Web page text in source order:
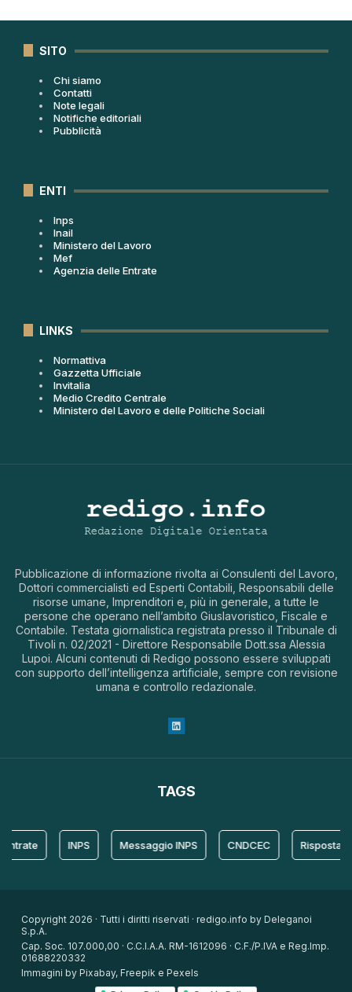
SITO
Chi siamo
Contatti
Note legali
Notifiche editoriali
Pubblicità
ENTI
Inps
Inail
Ministero del Lavoro
Mef
Agenzia delle Entrate
LINKS
Normattiva
Gazzetta Ufficiale
Invitalia
Medio Credito Centrale
Ministero del Lavoro e delle Politiche Sociali
Pubblicazione di informazione rivolta ai Consulenti del Lavoro,
Dottori commercialisti ed Esperti Contabili, Responsabili delle
risorse umane, Imprenditori e, più in generale, a tutte le
persone che operano nell’ambito Giuslavoristico, Fiscale e
Contabile. Testata giornalistica registrata presso il Tribunale di
Tivoli n. 02/2021 - Direttore Responsabile Dott.ssa Alessia
Lupoi. Alcuni contenuti di Redigo possono essere sviluppati
con supporto dell’intelligenza artificiale, sempre con revisione
umana e controllo redazionale.
TAGS
Messaggio INPS CNDCEC Risposta
Copyright 2026 · Tutti i diritti riservati · redigo.info by Deleganoi
S.p.A.
Cap. Soc. 107.000,00 · C.C.I.A.A. RM-1612096 · C.F./P.IVA e Reg.Imp.
01688220332
Immagini by Pixabay, Freepik e Pexels